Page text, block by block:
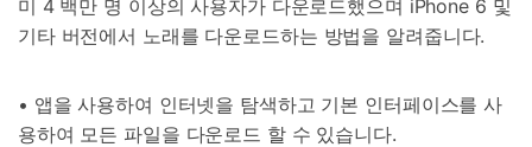
미 4 백만 명 이상의 사용자가 다운로드했으며 iPhone 6 및
기타 버전에서 노래를 다운로드하는 방법을 알려줍니다.
• 앱을 사용하여 인터넷을 탐색하고 기본 인터페이스를 사
용하여 모든 파일을 다운로드 할 수 있습니다.